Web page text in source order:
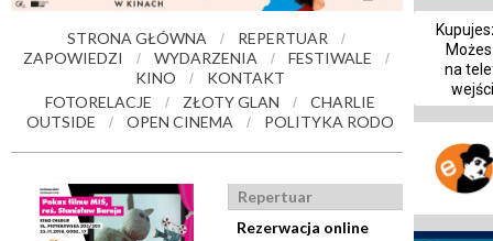
STRONA GŁÓWNA / REPERTUAR /
ZAPOWIEDZI / WYDARZENIA / FESTIWALE /
KINO /
KONTAKT
FOTORELACJE
/ ZŁOTY GLAN /
CHARLIE
OUTSIDE
/ OPEN CINEMA / POLITYKA RODO
Repertuar
Rezerwacja online
na